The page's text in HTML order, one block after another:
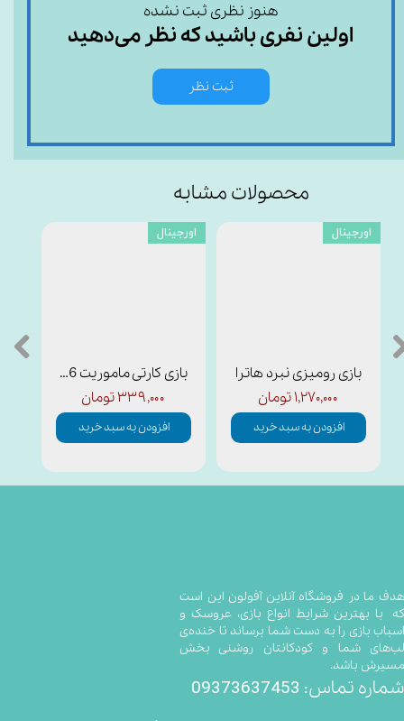
هنوز نظری ثبت نشده
اولین نفری باشید که نظر می‌دهید
ثبت نظر
بازی کارتی ماموریت 1006
۳۳۹,۰۰۰ تومان
افزودن به سبد خرید
اورجینال
بازی رومیزی نبرد هاترا
۱,۲۷۰,۰۰۰ تومان
افزودن به سبد خرید
اورجینال
محصولات مشابه
ما در فروشگاه آنلاین آفولون این است
با بهترین شرایط انواع بازی، عروسک و
بازی را به دست شما برساند تا خنده‌ی
شما و کودکانتان روشنی بخش
باشد.
تماس: 09373637453